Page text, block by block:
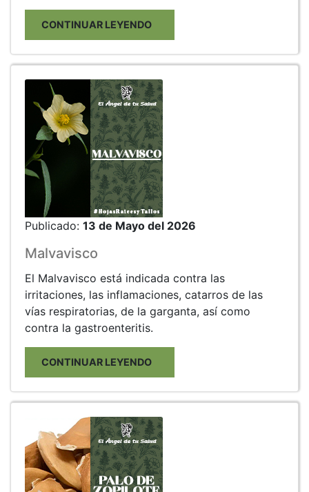
CONTINUAR LEYENDO
Publicado: 13 de Mayo del 2026
Malvavisco
El Malvavisco está indicada contra las
irritaciones, las inflamaciones, catarros de las
vías respiratorias, de la garganta, así como
contra la gastroenteritis.
CONTINUAR LEYENDO